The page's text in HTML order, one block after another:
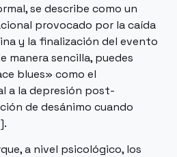
se describe como un
provocado por la caída
y la finalización del evento
manera sencilla, puedes
blues» como el
a la depresión post-
de desánimo cuando
a nivel psicológico, los